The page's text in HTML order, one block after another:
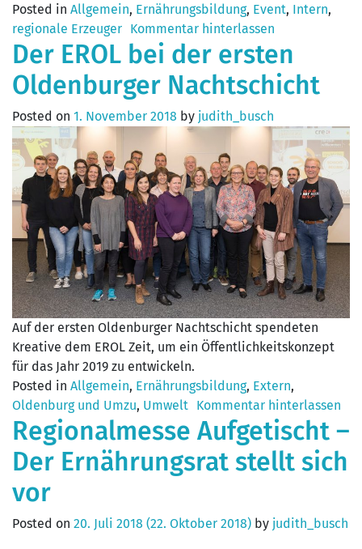
Posted in Allgemein, Ernährungsbildung, Event, Intern,
regionale Erzeuger Kommentar hinterlassen
Der EROL bei der ersten
Oldenburger Nachtschicht
Posted on 1. November 2018 by judith_busch
Auf der ersten Oldenburger Nachtschicht spendeten
Kreative dem EROL Zeit, um ein Öffentlichkeitskonzept
für das Jahr 2019 zu entwickeln.
Posted in Allgemein, Ernährungsbildung, Extern,
Oldenburg und Umzu, Umwelt Kommentar hinterlassen
Regionalmesse Aufgetischt –
Der Ernährungsrat stellt sich
vor
Posted on 20. Juli 2018 (22. Oktober 2018) by judith_busch